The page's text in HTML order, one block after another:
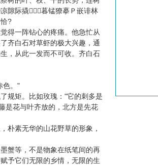
隙际撬暮锰獠摹Ｐ嵌诽林
?
得一阵钻心的疼痛。他急忙从
齐白石对草虾的极大兴趣，通
，从此一发而不可收。齐白石
色。"
规矩。比如玫瑰："它的刺多是
是花与叶齐放的，北方是先花
素无华的山花野草的形象，
蟹等，不是物象在纸笔间的再
予它们无限的乡情，无限的生